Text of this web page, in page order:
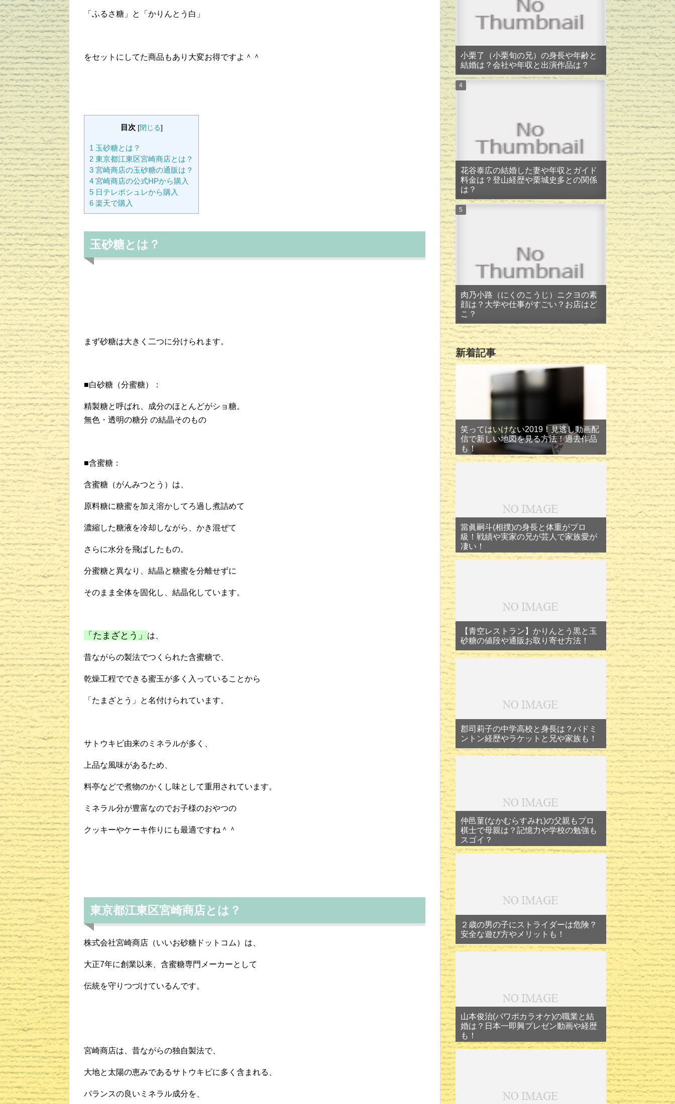
「ふるさ糖」と「かりんとう白」
をセットにしてた商品もあり大変お得ですよ＾＾
目次 [閉じる]
1 玉砂糖とは？
2 東京都江東区宮崎商店とは？
3 宮崎商店の玉砂糖の通販は？
4 宮崎商店の公式HPから購入
5 日テレポシュレから購入
6 楽天で購入
玉砂糖とは？
まず砂糖は大きく二つに分けられます。
■白砂糖（分蜜糖）：
精製糖と呼ばれ、成分のほとんどがショ糖。
無色・透明の糖分 の結晶そのもの
■含蜜糖：
含蜜糖（がんみつとう）は、
原料糖に糖蜜を加え溶かしてろ過し煮詰めて
濃縮した糖液を冷却しながら、かき混ぜて
さらに水分を飛ばしたもの。
分蜜糖と異なり、結晶と糖蜜を分離せずに
そのまま全体を固化し、結晶化しています。
「たまざとう」 は、
昔ながらの製法でつくられた含蜜糖で、
乾燥工程でできる蜜玉が多く入っていることから
「たまざとう」と名付けられています。
サトウキビ由来のミネラルが多く、
上品な風味があるため、
料亭などで煮物のかくし味として重用されています。
ミネラル分が豊富なのでお子様のおやつの
クッキーやケーキ作りにも最適ですね＾＾
東京都江東区宮崎商店とは？
株式会社宮崎商店（いいお砂糖ドットコム）は、
大正7年に創業以来、含蜜糖専門メーカーとして
伝統を守りつづけているんです。
宮崎商店は、昔ながらの独自製法で、
大地と太陽の恵みであるサトウキビに多く含まれる、
バランスの良いミネラル成分を、
小栗了（小栗旬の兄）の身長や年齢と
結婚は？会社や年収と出演作品は？
花谷泰広の結婚した妻や年収とガイド
料金は？登山経歴や栗城史多との関係
は？
肉乃小路（にくのこうじ）ニクヨの素
顔は？大学や仕事がすごい？お店はど
こ？
新着記事
笑ってはいけない2019！見逃し動画配
信で新しい地図を見る方法！過去作品
も！
當眞嗣斗(相撲)の身長と体重がプロ
級！戦績や実家の兄が芸人で家族愛が
凄い！
【青空レストラン】かりんとう黒と玉
砂糖の値段や通販お取り寄せ方法！
郡司莉子の中学高校と身長は？バドミ
ントン経歴やラケットと兄や家族も！
仲邑菫(なかむらすみれ)の父親もプロ
棋士で母親は？記憶力や学校の勉強も
スゴイ？
２歳の男の子にストライダーは危険？
安全な遊び方やメリットも！
山本俊治(パワポカラオケ)の職業と結
婚は？日本一即興プレゼン動画や経歴
も！